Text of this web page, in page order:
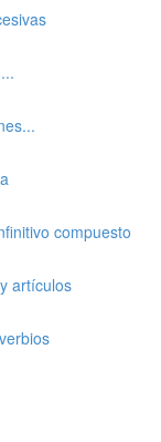
compuesto
artículos